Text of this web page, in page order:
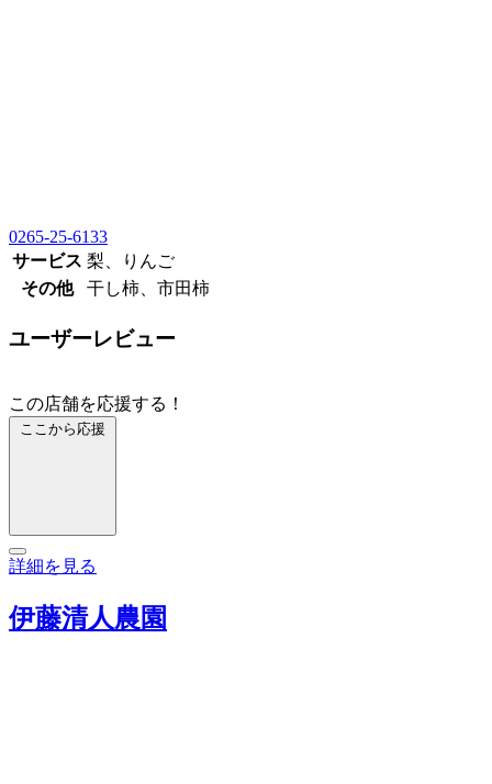
0265-25-6133
サービス 梨、りんご
その他
干し柿、市田柿
ユーザーレビュー
この店舗を応援する！
ここから応援
詳細を見る
伊藤清人農園